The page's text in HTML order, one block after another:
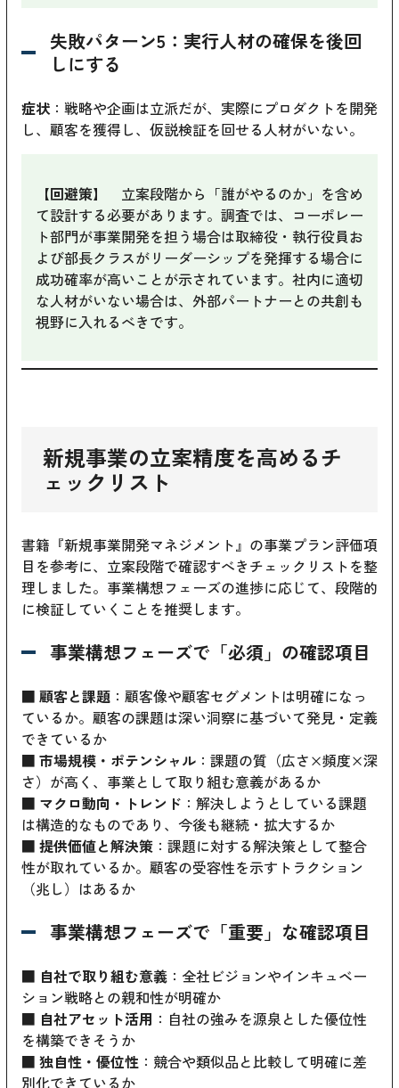
失敗パターン5：実行人材の確保を後回
しにする
症状：戦略や企画は立派だが、実際にプロダクトを開発
し、顧客を獲得し、仮説検証を回せる人材がいない。
【回避策】
立案段階から「誰がやるのか」を含め
て設計する必要があります。調査では、コーポレー
ト部門が事業開発を担う場合は取締役・執行役員お
よび部長クラスがリーダーシップを発揮する場合に
成功確率が高いことが示されています。社内に適切
な人材がいない場合は、外部パートナーとの共創も
視野に入れるべきです。
新規事業の立案精度を高めるチ
ェックリスト
書籍『新規事業開発マネジメント』の事業プラン評価項
目を参考に、立案段階で確認すべきチェックリストを整
理しました。事業構想フェーズの進捗に応じて、段階的
に検証していくことを推奨します。
事業構想フェーズで「必須」の確認項目
■ 顧客と課題 ：顧客像や顧客セグメントは明確になっ
ているか。顧客の課題は深い洞察に基づいて発見・定義
できているか
■ 市場規模・ポテンシャル ：課題の質（広さ×頻度×深
さ）が高く、事業として取り組む意義があるか
■ マクロ動向・トレンド ：解決しようとしている課題
は構造的なものであり、今後も継続・拡大するか
■ 提供価値と解決策 ：課題に対する解決策として整合
性が取れているか。顧客の受容性を示すトラクション
（兆し）はあるか
事業構想フェーズで「重要」な確認項目
■ 自社で取り組む意義 ：全社ビジョンやインキュベー
ション戦略との親和性が明確か
■ 自社アセット活用 ：自社の強みを源泉とした優位性
を構築できそうか
■ 独自性・優位性 ：競合や類似品と比較して明確に差
別化できているか